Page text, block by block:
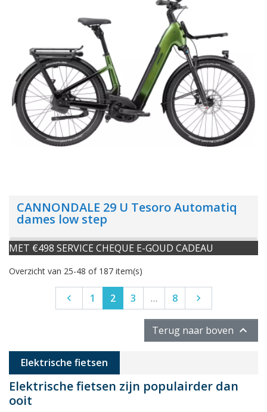
CANNONDALE 29 U Tesoro Automatiq
dames low step
MET €498 SERVICE CHEQUE E-GOUD CADEAU
Overzicht van 25-48 of 187 item(s)
Vorige
 1 2 3 … 8 Volgende

Terug naar boven 
Elektrische fietsen
Elektrische fietsen zijn populairder dan
ooit